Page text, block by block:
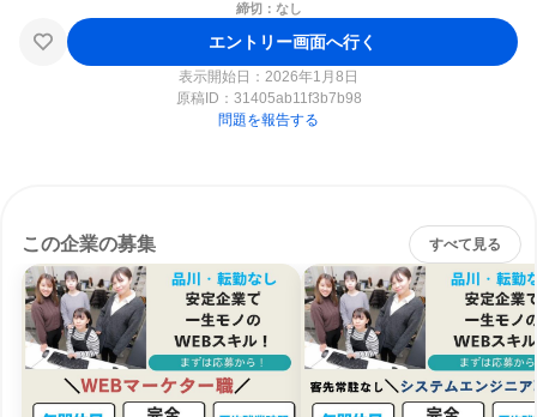
締切：なし
エントリー画面へ行く
表示開始日：2026年1月8日
原稿ID： 31405ab11f3b7b98
問題を報告する
この企業の募集 すべて見る